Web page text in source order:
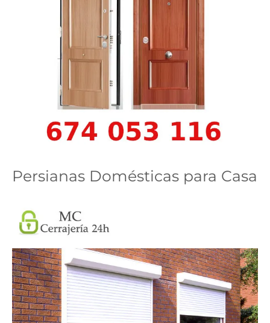
Persianas Domésticas para Casa